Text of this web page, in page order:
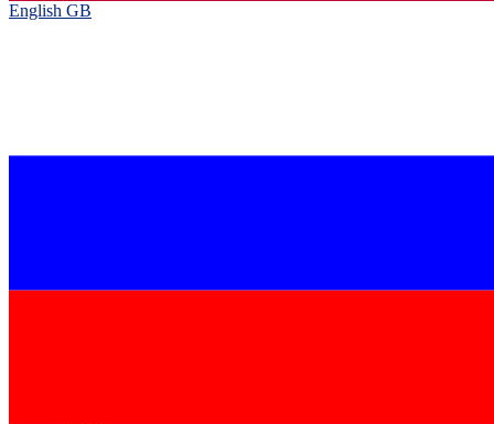
English GB‎